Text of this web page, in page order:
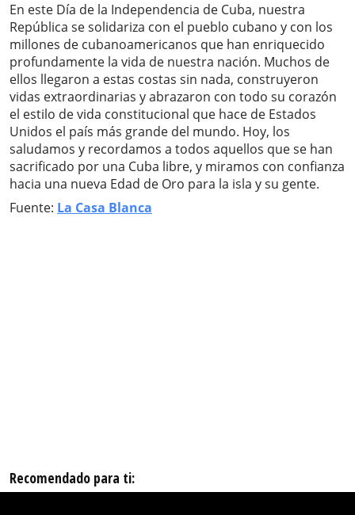
En este Día de la Independencia de Cuba, nuestra
República se solidariza con el pueblo cubano y con los
millones de cubanoamericanos que han enriquecido
profundamente la vida de nuestra nación. Muchos de
ellos llegaron a estas costas sin nada, construyeron
vidas extraordinarias y abrazaron con todo su corazón
el estilo de vida constitucional que hace de Estados
Unidos el país más grande del mundo. Hoy, los
saludamos y recordamos a todos aquellos que se han
sacrificado por una Cuba libre, y miramos con confianza
hacia una nueva Edad de Oro para la isla y su gente.
Fuente: La Casa Blanca
Recomendado para ti: